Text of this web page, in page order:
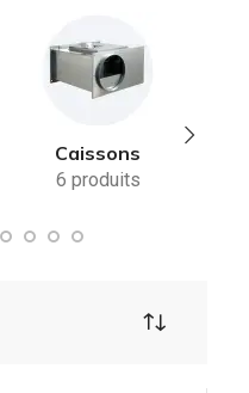
Caissons
6 produits